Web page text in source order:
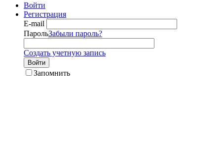
Войти
Регистрация
E-mail
ПарольЗабыли пароль?
Создать учетную запись
Войти
Запомнить